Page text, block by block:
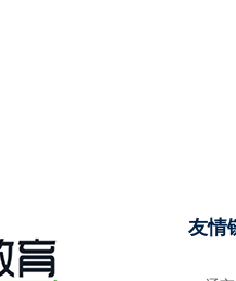
友情